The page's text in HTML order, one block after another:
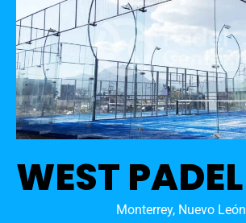
WEST PADEL
Monterrey, Nuevo León